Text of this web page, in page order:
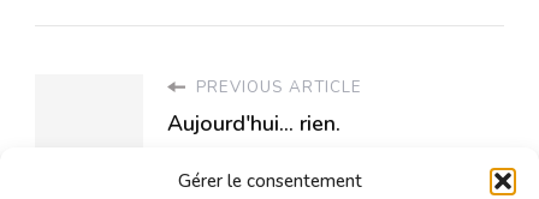
Gérer le consentement
PREVIOUS ARTICLE
Aujourd'hui... rien.